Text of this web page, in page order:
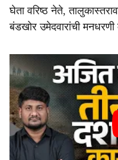
घेता वरिष्ठ नेते,
बंडखोर उमेदवारांची